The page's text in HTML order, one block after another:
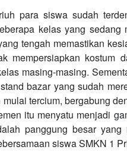
para siswa sudah
kelas yang
tengah memastikan
mempersiapkan kostum
masing-masing.
bazar yang sudah
tercium, bergabung
itu menyatu menjadi
panggung besar yang
siswa SMKN 1